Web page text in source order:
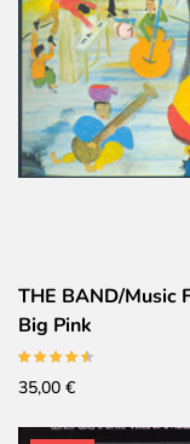
39,00 €.
15,00 €.
THE BAND/Music
Big Pink
35,00 €